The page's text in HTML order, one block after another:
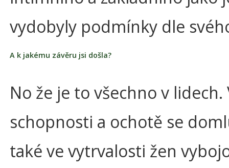
vydobyly podmínky dle
A k jakému závěru jsi došla?
No že je to všechno v lidech.
schopnosti a ochotě se
také ve vytrvalosti žen